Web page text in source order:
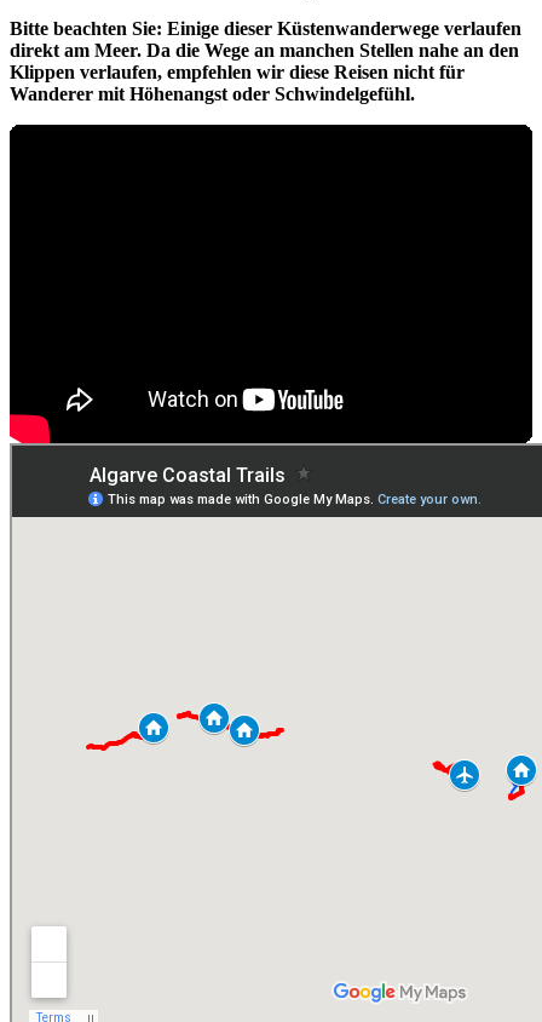
Bitte beachten Sie: Einige dieser Küstenwanderwege verlaufen
direkt am Meer. Da die Wege an manchen Stellen nahe an den
Klippen verlaufen, empfehlen wir diese Reisen nicht für
Wanderer mit Höhenangst oder Schwindelgefühl.